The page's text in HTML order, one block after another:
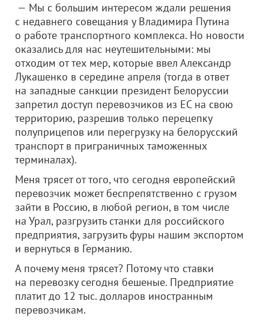
— Мы с большим интересом ждали решения
с недавнего совещания у Владимира Путина
о работе транспортного комплекса. Но новости
оказались для нас неутешительными: мы
отходим от тех мер, которые ввел Александр
Лукашенко в середине апреля (тогда в ответ
на западные санкции президент Белоруссии
запретил доступ перевозчиков из ЕС на свою
территорию, разрешив только перецепку
полуприцепов или перегрузку на белорусский
транспорт в приграничных таможенных
терминалах).
Меня трясет от того, что сегодня европейский
перевозчик может беспрепятственно с грузом
зайти в Россию, в любой регион, в том числе
на Урал, разгрузить станки для российского
предприятия, загрузить фуры нашим экспортом
и вернуться в Германию.
А почему меня трясет? Потому что ставки
на перевозку сегодня бешеные. Предприятие
платит до 12 тыс. долларов иностранным
перевозчикам.